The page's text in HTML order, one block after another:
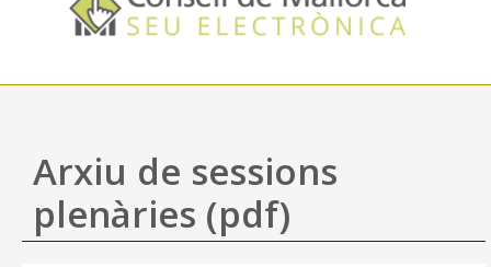
Accés i seguretat
Utilitats
Ajuda
Arxiu de sessions
plenàries (pdf)